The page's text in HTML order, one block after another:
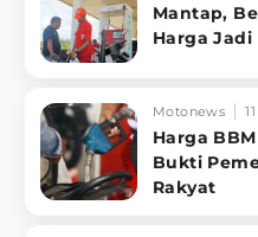
Mantap,
Harga Jadi
Motonews
Harga
Bukti
Rakyat